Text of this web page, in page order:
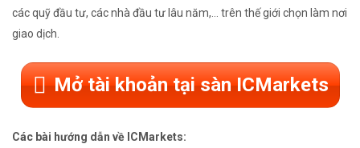
các quỹ đầu tư, các nhà đầu tư lâu năm,... trên thế giới chọn làm nơi
giao dịch.
Mở tài khoản tại sàn ICMarkets
Các bài hướng dẫn về ICMarkets: